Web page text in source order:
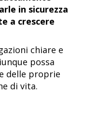
in sicurezza
a crescere
chiare e
possa
delle proprie
di vita.